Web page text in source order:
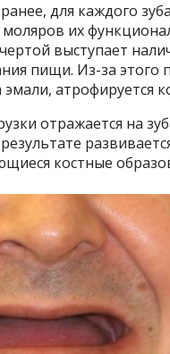
для каждого
моляров их
выступает
пищи. Из-за этого
атрофируется
отражается на
костные